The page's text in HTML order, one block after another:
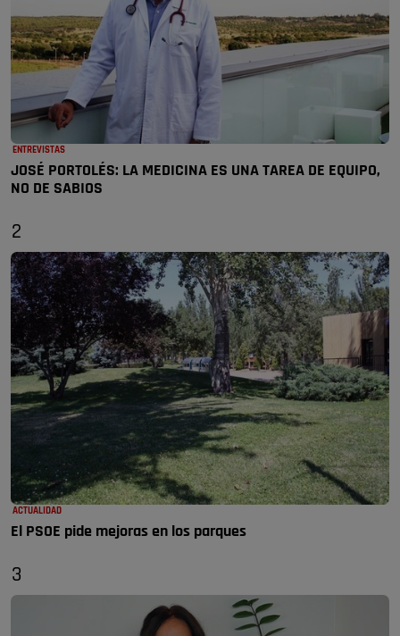
ENTREVISTAS
JOSÉ PORTOLÉS: LA MEDICINA ES UNA TAREA DE EQUIPO,
NO DE SABIOS
2
ACTUALIDAD
El PSOE pide mejoras en los parques
3